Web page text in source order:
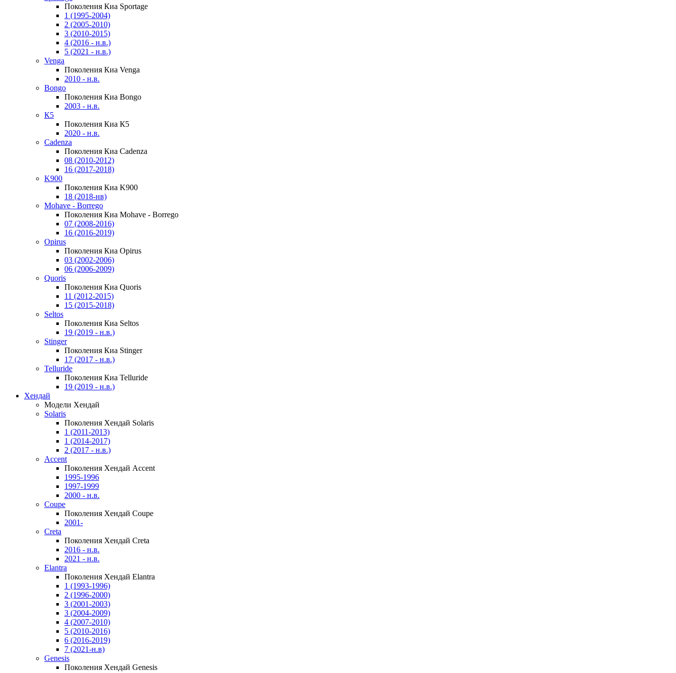
Поколения Киа Sportage
1 (1995-2004)
2 (2005-2010)
3 (2010-2015)
4 (2016 - н.в.)
5 (2021 - н.в.)
Venga
Поколения Киа Venga
2010 - н.в.
Bongo
Поколения Киа Bongo
2003 - н.в.
К5
Поколения Киа К5
2020 - н.в.
Cadenza
Поколения Киа Cadenza
08 (2010-2012)
16 (2017-2018)
K900
Поколения Киа K900
18 (2018-нв)
Mohave - Borrego
Поколения Киа Mohave - Borrego
07 (2008-2016)
16 (2016-2019)
Opirus
Поколения Киа Opirus
03 (2002-2006)
06 (2006-2009)
Quoris
Поколения Киа Quoris
11 (2012-2015)
15 (2015-2018)
Seltos
Поколения Киа Seltos
19 (2019 - н.в.)
Stinger
Поколения Киа Stinger
17 (2017 - н.в.)
Telluride
Поколения Киа Telluride
19 (2019 - н.в.)
Хендай
Модели Хендай
Solaris
Поколения Хендай Solaris
1 (2011-2013)
1 (2014-2017)
2 (2017 - н.в.)
Accent
Поколения Хендай Accent
1995-1996
1997-1999
2000 - н.в.
Coupe
Поколения Хендай Coupe
2001-
Creta
Поколения Хендай Creta
2016 - н.в.
2021 - н.в.
Elantra
Поколения Хендай Elantra
1 (1993-1996)
2 (1996-2000)
3 (2001-2003)
3 (2004-2009)
4 (2007-2010)
5 (2010-2016)
6 (2016-2019)
7 (2021-н.в)
Genesis
Поколения Хендай Genesis